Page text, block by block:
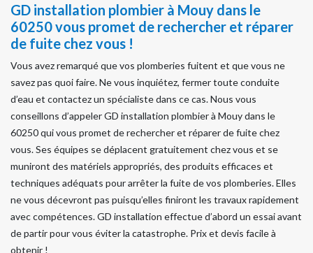
GD installation plombier à Mouy dans le
60250 vous promet de rechercher et réparer
de fuite chez vous !
Vous avez remarqué que vos plomberies fuitent et que vous ne
savez pas quoi faire. Ne vous inquiétez, fermer toute conduite
d’eau et contactez un spécialiste dans ce cas. Nous vous
conseillons d’appeler GD installation plombier à Mouy dans le
60250 qui vous promet de rechercher et réparer de fuite chez
vous. Ses équipes se déplacent gratuitement chez vous et se
muniront des matériels appropriés, des produits efficaces et
techniques adéquats pour arrêter la fuite de vos plomberies. Elles
ne vous décevront pas puisqu’elles finiront les travaux rapidement
avec compétences. GD installation effectue d’abord un essai avant
de partir pour vous éviter la catastrophe. Prix et devis facile à
obtenir !